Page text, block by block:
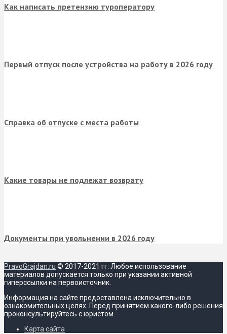
Как написать претензию туроператору
Первый отпуск после устройства на работу в 2026 году
Справка об отпуске с места работы
Какие товары не подлежат возврату
Документы при увольнении в 2026 году
PravoGrajdan.ru © 2017-2021 гг. Любое использование
материалов допускается только при указании активной
гиперссылки на первоисточник.
Информация на сайте предоставлена исключительно в
ознакомительных целях. Перед принятием какого-либо решения
проконсультируйтесь с юристом.
Карта сайта